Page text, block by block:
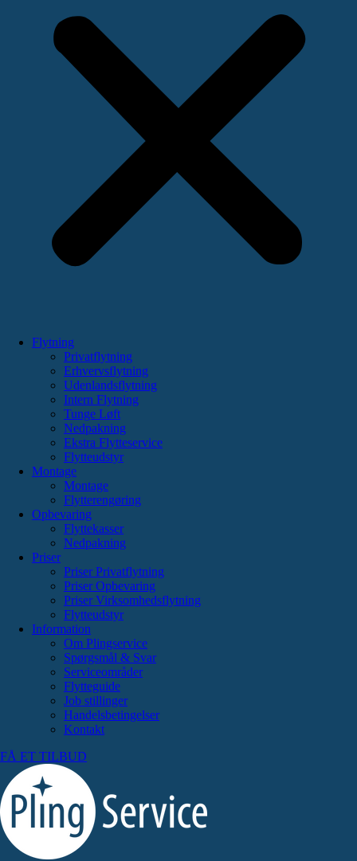
Flytning
Privatflytning
Erhvervsflytning
Udenlandsflytning
Intern Flytning
Tunge Løft
Nedpakning
Ekstra Flytteservice
Flytteudstyr
Montage
Montage
Flytterengøring
Opbevaring
Flyttekasser
Nedpakning
Priser
Priser Privatflytning
Priser Opbevaring
Priser Virksomhedsflytning
Flytteudstyr
Information
Om Plingservice
Spørgsmål & Svar
Serviceområder
Flytteguide
Job stillinger
Handelsbetingelser
Kontakt
FÅ ET TILBUD